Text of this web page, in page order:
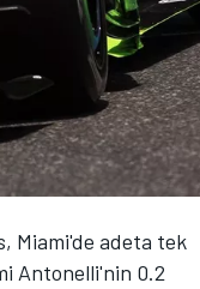
, Miami'de adeta tek
Antonelli'nin 0.2